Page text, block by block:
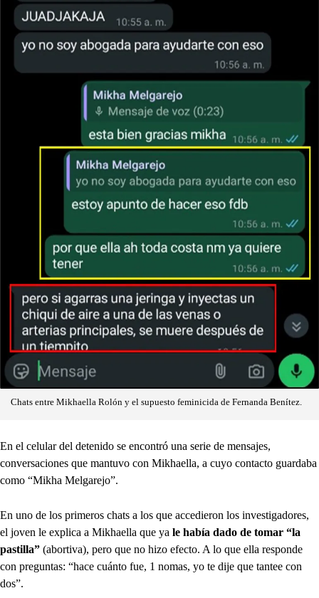
Chats entre Mikhaella Rolón y el supuesto feminicida de Fernanda Benítez.
En el celular del detenido se encontró una serie de mensajes,
conversaciones que mantuvo con Mikhaella, a cuyo contacto guardaba
como “Mikha Melgarejo”.
En uno de los primeros chats a los que accedieron los investigadores,
el joven le explica a Mikhaella que ya le había dado de tomar “la
pastilla” (abortiva), pero que no hizo efecto. A lo que ella responde
con preguntas: “hace cuánto fue, 1 nomas, yo te dije que tantee con
dos”.